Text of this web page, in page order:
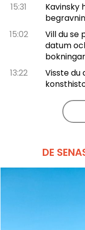
15:31
Kavinsky
15:02
Vill du se
datum
13:22
Visste du
DE